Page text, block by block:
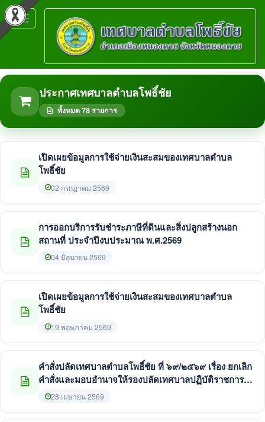
Toggle
navigation
ประกาศเทศบาลตำบลโพธิ์ชัย
ทั้งหมด 78 รายการ
เปิดเผยข้อมูลการใช้จ่ายเงินสะสมของเทศบาลตำบล
โพธิ์ชัย
02 กรกฎาคม 2569
การออกบริการรับชำระภาษีที่ดินและสิ่งปลูกสร้างนอก
สถานที่ ประจำปีงบประมาณ พ.ศ.2569
04 มิถุนายน 2569
เปิดเผยข้อมูลการใช้จ่ายเงินสะสมของเทศบาลตำบล
โพธิ์ชัย
19 พฤษภาคม 2569
คำสั่งปลัดเทศบาลตำบลโพธิ์ชัย ที่ ๖๙/๒๕๖๙ เรื่อง ยกเลิก
คำสั่งและมอบอำนาจให้รองปลัดเทศบาลปฏิบัติราชการ
แทนปลัดเทศบาล
28 เมษายน 2569